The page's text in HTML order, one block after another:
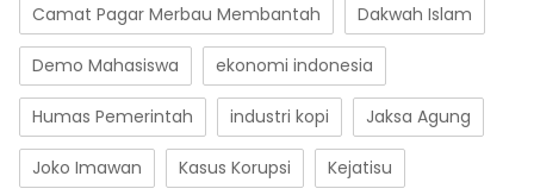
Camat Pagar Merbau Membantah Dakwah Islam
Demo Mahasiswa ekonomi indonesia
Humas Pemerintah industri kopi Jaksa Agung
Joko Imawan Kasus Korupsi Kejatisu